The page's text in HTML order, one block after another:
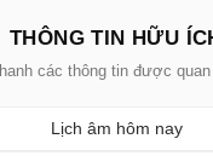
THÔNG TIN HỮU
các thông tin được
Lịch âm hôm nay